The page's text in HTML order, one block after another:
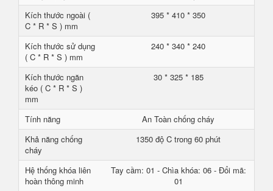
Kích thước ngoài (
C * R * S ) mm
395 * 410 * 350
Kích thước sử dụng
( C * R * S ) mm
240 * 340 * 240
Kích thước ngăn
kéo ( C * R * S )
mm
30 * 325 * 185
Tính năng
An Toàn chống cháy
Khả năng chống
cháy
1350 độ C trong 60 phút
Hệ thống khóa liên
hoàn thông minh
Tay cầm: 01 - Chìa khóa: 06 - Đổi mã:
01